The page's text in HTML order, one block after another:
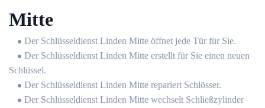
Mitte
Der Schlüsseldienst Linden Mitte öffnet jede Tür für Sie.
Der Schlüsseldienst Linden Mitte erstellt für Sie einen neuen
Schlüssel.
Der Schlüsseldienst Linden Mitte repariert Schlösser.
Der Schlüsseldienst Linden Mitte wechselt Schließzylinder